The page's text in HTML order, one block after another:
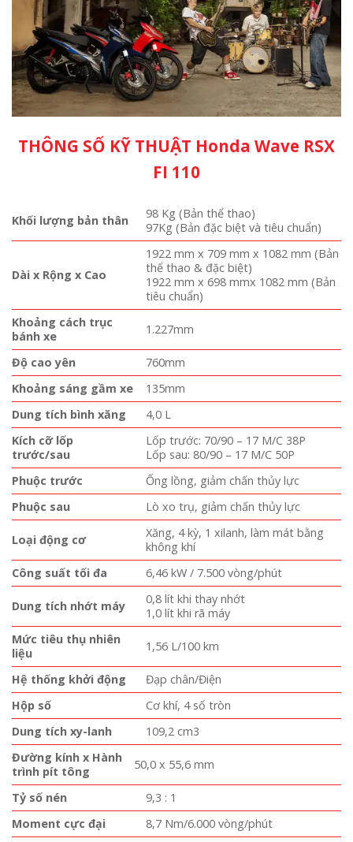
THÔNG SỐ KỸ THUẬT Honda Wave RSX
FI 110
Khối lượng bản thân
98 Kg (Bản thể thao)
97Kg (Bản đặc biệt và tiêu chuẩn)
Dài x Rộng x Cao
1922 mm x 709 mm x 1082 mm (Bản
thể thao & đặc biệt)
1922 mm x 698 mmx 1082 mm (Bản
tiêu chuẩn)
Khoảng cách trục
bánh xe
1.227mm
Độ cao yên
760mm
Khoảng sáng gầm xe
135mm
Dung tích bình xăng
4,0 L
Kích cỡ lốp
trước/sau
Lốp trước: 70/90 – 17 M/C 38P
Lốp sau: 80/90 – 17 M/C 50P
Phuộc trước
Ống lồng, giảm chấn thủy lực
Phuộc sau
Lò xo trụ, giảm chấn thủy lực
Loại động cơ
Xăng, 4 kỳ, 1 xilanh, làm mát bằng
không khí
Công suất tối đa
6,46 kW / 7.500 vòng/phút
Dung tích nhớt máy
0,8 lít khi thay nhớt
1,0 lít khi rã máy
Mức tiêu thụ nhiên
liệu
1,56 L/100 km
Hệ thống khởi động
Đạp chân/Điện
Hộp số
Cơ khí, 4 số tròn
Dung tích xy-lanh
109,2 cm3
Đường kính x Hành
trình pít tông
50,0 x 55,6 mm
Tỷ số nén
9,3 : 1
Moment cực đại
8,7 Nm/6.000 vòng/phút